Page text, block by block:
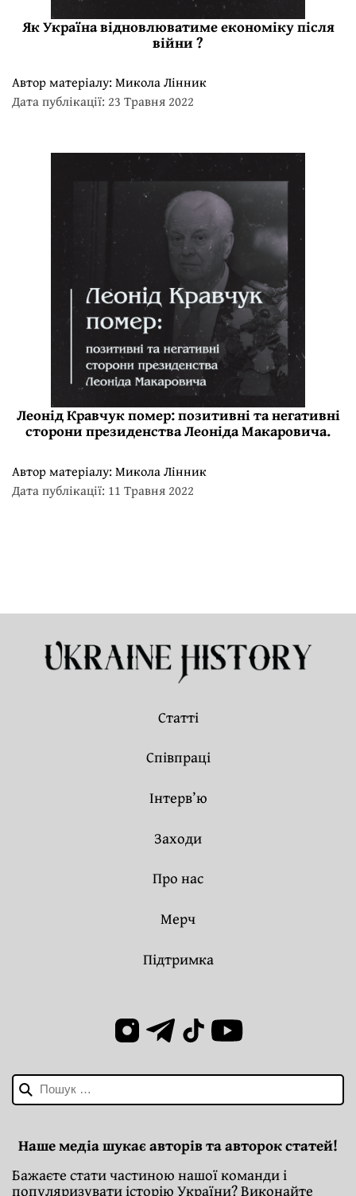
Як Україна відновлюватиме економіку після
війни ?
Автор матеріалу: Микола Лінник
Дата публікації: 23 Травня 2022
Леонід Кравчук помер: позитивні та негативні
сторони президенства Леоніда Макаровича.
Автор матеріалу: Микола Лінник
Дата публікації: 11 Травня 2022
Пошук:
Статті
Співпраці
Інтерв’ю
Заходи
Про нас
Мерч
Підтримка
Наше медіа шукає авторів та авторок статей!
Бажаєте стати частиною нашої команди і
популяризувати історію України? Виконайте